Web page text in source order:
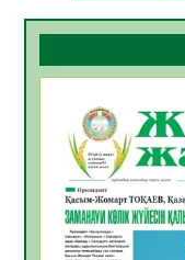
06.08.2026
ҚҰРЫЛТАЙ
БАСТАР
06.08.2026
Инфекциялық
жұмыстарының
06.08.2026
Көкжөтел